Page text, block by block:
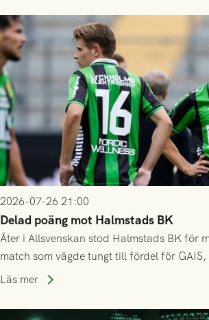
2026-07-26 21:00
Delad poäng mot Halmstads BK
Åter i Allsvenskan stod Halmstads BK för
match som vägde tungt till fördel för
delades efter dramatik på tilläggstid.
Läs mer